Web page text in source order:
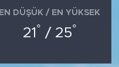
EN DÜŞÜK / EN YÜKSEK
21 ° / 25°